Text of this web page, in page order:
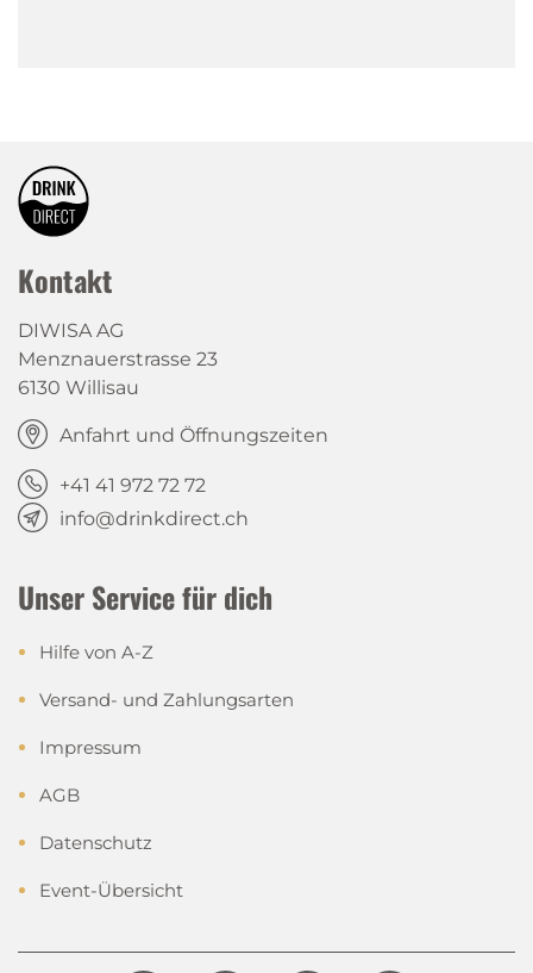
Kontakt
DIWISA AG
Menznauerstrasse 23
6130 Willisau
Anfahrt und Öffnungszeiten
+41 41 972 72 72
info@drinkdirect.ch
Unser Service für dich
Hilfe von A-Z
Versand- und Zahlungsarten
Impressum
AGB
Datenschutz
Event-Übersicht